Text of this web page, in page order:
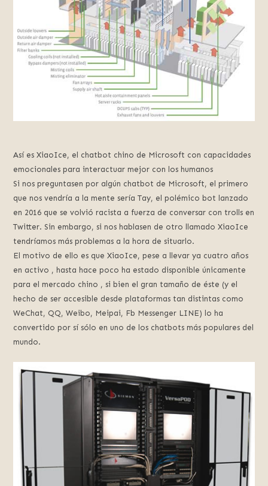
Así es XiaoIce, el chatbot chino de Microsoft con capacidades
emocionales para interactuar mejor con los humanos
Si nos preguntasen por algún chatbot de Microsoft, el primero
que nos vendría a la mente sería Tay, el polémico bot lanzado
en 2016 que se volvió racista a fuerza de conversar con trolls en
Twitter. Sin embargo, si nos hablasen de otro llamado XiaoIce
tendríamos más problemas a la hora de situarlo.
El motivo de ello es que XiaoIce, pese a llevar ya cuatro años
en activo , hasta hace poco ha estado disponible únicamente
para el mercado chino , si bien el gran tamaño de éste (y el
hecho de ser accesible desde plataformas tan distintas como
WeChat, QQ, Weibo, Meipai, Fb Messenger LINE) lo ha
convertido por sí sólo en uno de los chatbots más populares del
mundo.